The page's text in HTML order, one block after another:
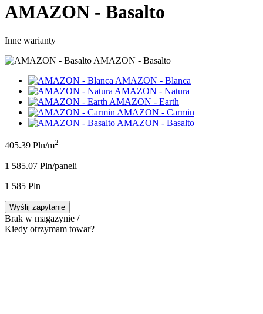
AMAZON - Basalto
Inne warianty
AMAZON - Basalto
AMAZON - Blanca
AMAZON - Natura
AMAZON - Earth
AMAZON - Carmin
AMAZON - Basalto
405.39 Pln/m2
1 585.07 Pln/paneli
1 585 Pln
Wyślij zapytanie
Brak w magazynie /
Kiedy otrzymam towar?